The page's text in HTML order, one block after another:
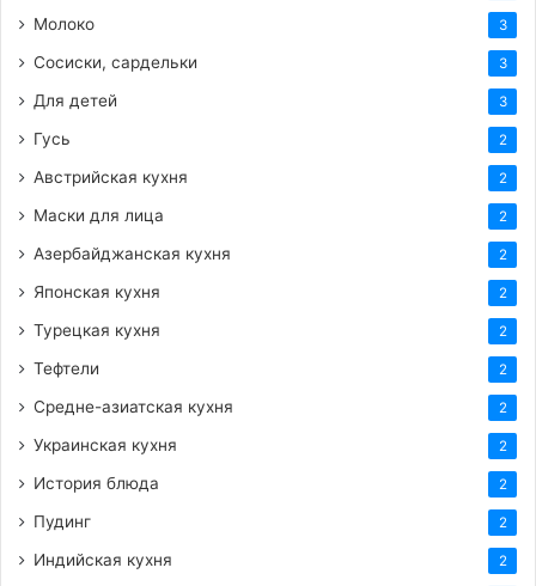
Молоко 3
Сосиски, сардельки 3
Для детей 3
Гусь 2
Австрийская кухня 2
Маски для лица 2
Азербайджанская кухня 2
Японская кухня 2
Турецкая кухня 2
Тефтели 2
Средне-азиатская кухня 2
Украинская кухня 2
История блюда 2
Пудинг 2
Индийская кухня 2